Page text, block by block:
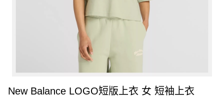
New Balance LOGO短版上衣 女 短袖上衣